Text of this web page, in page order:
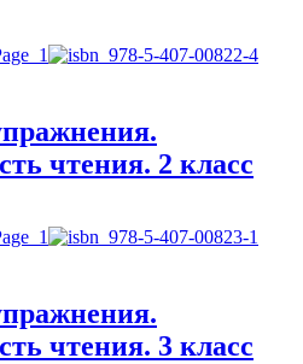
чтения. 2 класс
чтения. 3 класс